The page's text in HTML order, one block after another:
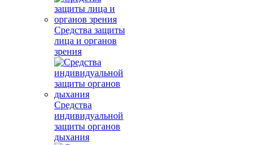
Средства защиты
лица и органов
зрения
Средства
индивидуальной
защиты органов
дыхания